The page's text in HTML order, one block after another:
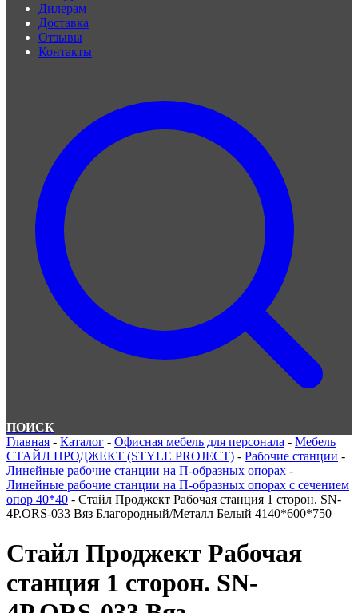
Дилерам
Доставка
Отзывы
Контакты
ПОИСК
Главная - Каталог - Офисная мебель для персонала - Мебель
СТАЙЛ ПРОДЖЕКТ (STYLE PROJECT) - Рабочие станции -
Линейные рабочие станции на П-образных опорах -
Линейные рабочие станции на П-образных опорах с сечением
опор 40*40 - Стайл Проджект Рабочая станция 1 сторон. SN-
4P.ORS-033 Вяз Благородный/Металл Белый 4140*600*750
Стайл Проджект Рабочая
станция 1 сторон. SN-